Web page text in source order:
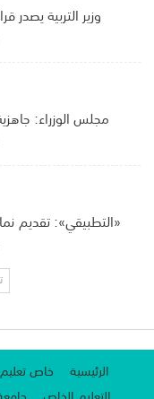
وزير التربية يصدر
مجلس الوزراء:
«التطبيقي»: تقديم
الرئيسية خاص تعليم